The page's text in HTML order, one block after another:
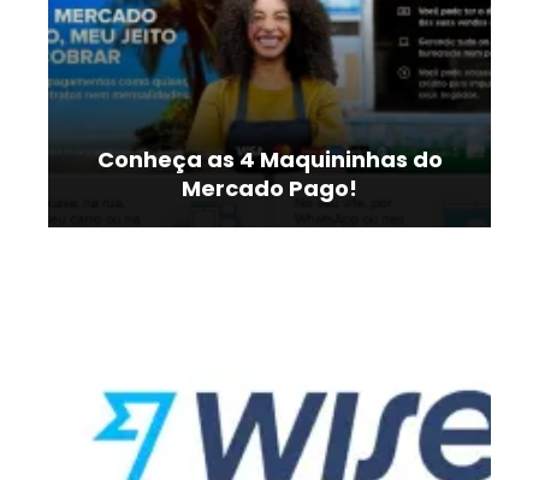
Conheça as 4 Maquininhas do
Mercado Pago!